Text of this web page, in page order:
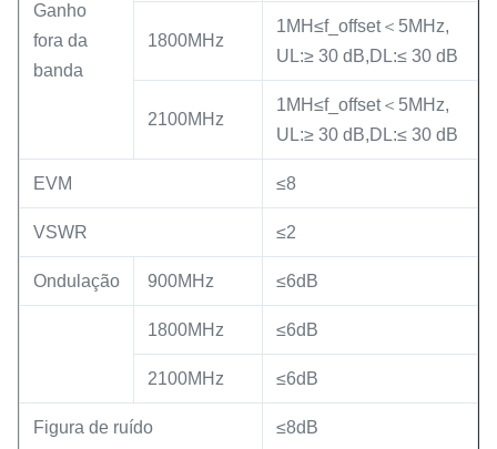
Ganho
fora da
banda
1800MHz
1MH≤f_offset＜5MHz,
UL:≥ 30 dB,DL:≤ 30 dB
2100MHz
1MH≤f_offset＜5MHz,
UL:≥ 30 dB,DL:≤ 30 dB
EVM ≤8
VSWR ≤2
Ondulação 900MHz ≤6dB
1800MHz ≤6dB
2100MHz ≤6dB
Figura de ruído ≤8dB